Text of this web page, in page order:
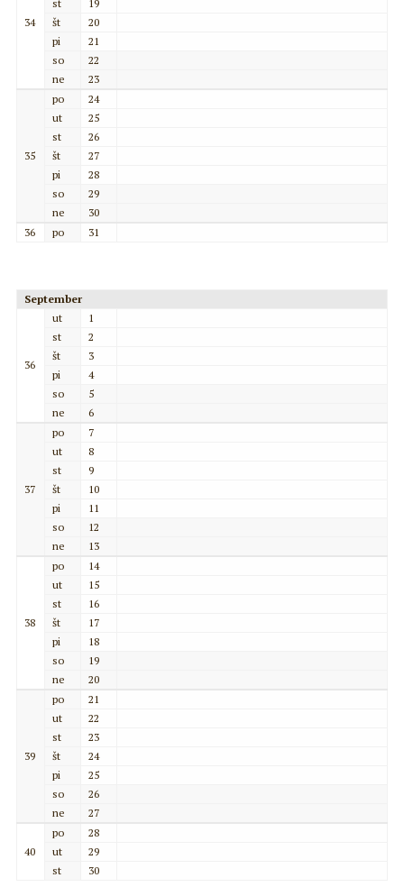
34
st
19
št
20
pi
21
so
22
ne
23
35
po
24
ut
25
st
26
št
27
pi
28
so
29
ne
30
36
po 31
September
36
ut
1
st
2
št
3
pi
4
so
5
ne
6
37
po
7
ut
8
st
9
št
10
pi
11
so
12
ne
13
38
po
14
ut
15
st
16
št
17
pi
18
so
19
ne
20
39
po
21
ut
22
st
23
št
24
pi
25
so
26
ne
27
40
po
28
ut
29
st
30